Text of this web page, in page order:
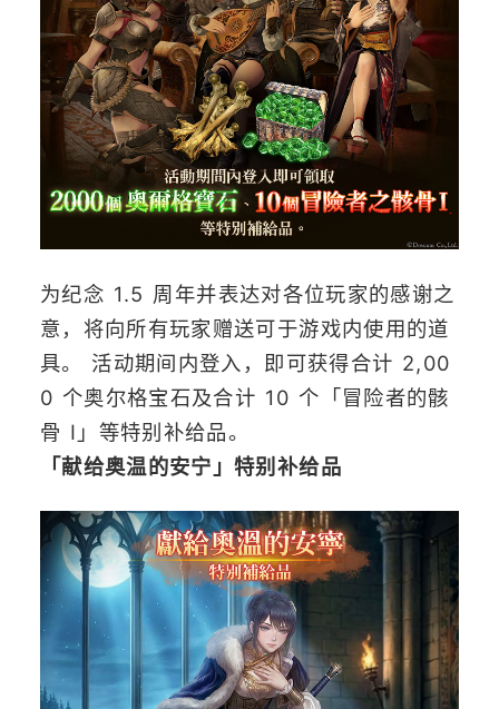
为纪念 1.5 周年并表达对各位玩家的感谢之
意，将向所有玩家赠送可于游戏内使用的道
具。 活动期间内登入，即可获得合计 2,00
0 个奥尔格宝石及合计 10 个「冒险者的骸
骨 Ⅰ」等特别补给品。
「献给奥温的安宁」特别补给品